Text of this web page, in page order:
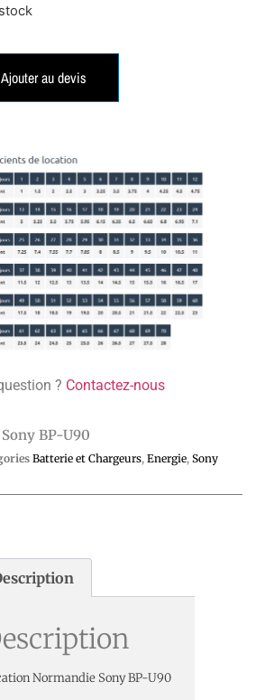
Ajouter au devis
? Contactez-nous
Sony BP-U90
Batterie et Chargeurs, Energie, Sony
Normandie Sony BP-U90